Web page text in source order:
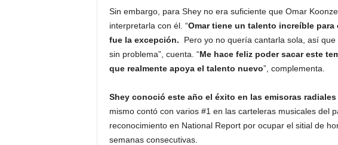
Sin embargo, para Shey no era suficiente que Omar
interpretarla con él. “Omar tiene un talento increíble
fue la excepción. Pero yo no quería cantarla sola, así
sin problema”, cuenta. “Me hace feliz poder sacar este
que realmente apoya el talento nuevo”, complementa.
Shey conoció este año el éxito en las emisoras
mismo contó con varios #1 en las carteleras musicales del
reconocimiento en National Report por ocupar el sitial de
semanas consecutivas.